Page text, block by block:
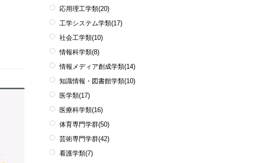
応用理工学類(20)
工学システム学類(17)
社会工学類(10)
情報科学類(8)
情報メディア創成学類(14)
知識情報・図書館学類(10)
医学類(17)
医療科学類(16)
体育専門学群(50)
芸術専門学群(42)
看護学類(7)